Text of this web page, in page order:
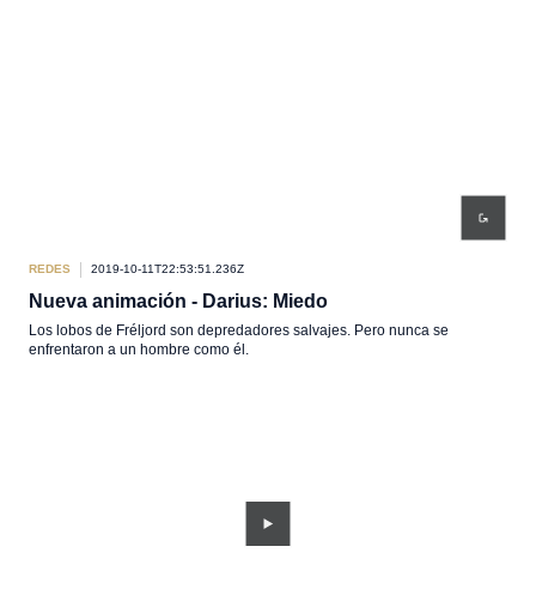
REDES 2019-10-11T22:53:51.236Z
Nueva animación - Darius: Miedo
Los lobos de Fréljord son depredadores salvajes. Pero nunca se
enfrentaron a un hombre como él.